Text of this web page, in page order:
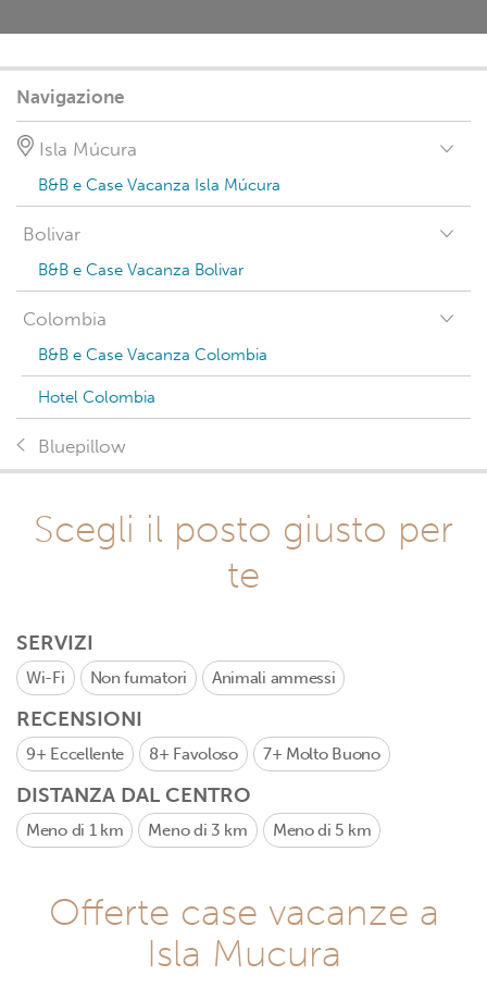
Navigazione
Isla Múcura
B&B e Case Vacanza Isla Múcura
Bolivar
B&B e Case Vacanza Bolivar
Colombia
B&B e Case Vacanza Colombia
Hotel Colombia
Bluepillow
Scegli il posto giusto per
te
SERVIZI
Wi-Fi Non fumatori Animali ammessi
RECENSIONI
9+ Eccellente 8+ Favoloso 7+ Molto Buono
DISTANZA DAL CENTRO
Meno di 1 km Meno di 3 km Meno di 5 km
Offerte case vacanze a
Isla Mucura